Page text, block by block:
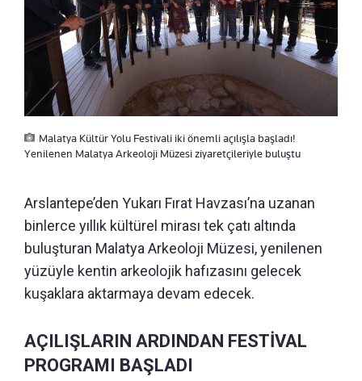
Malatya Kültür Yolu Festivali iki önemli açılışla başladı!
Yenilenen Malatya Arkeoloji Müzesi ziyaretçileriyle buluştu
Arslantepe’den Yukarı Fırat Havzası’na uzanan
binlerce yıllık kültürel mirası tek çatı altında
buluşturan Malatya Arkeoloji Müzesi, yenilenen
yüzüyle kentin arkeolojik hafızasını gelecek
kuşaklara aktarmaya devam edecek.
AÇILIŞLARIN ARDINDAN FESTİVAL
PROGRAMI BAŞLADI